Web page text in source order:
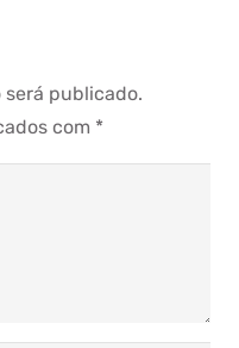
será publicado.
com *